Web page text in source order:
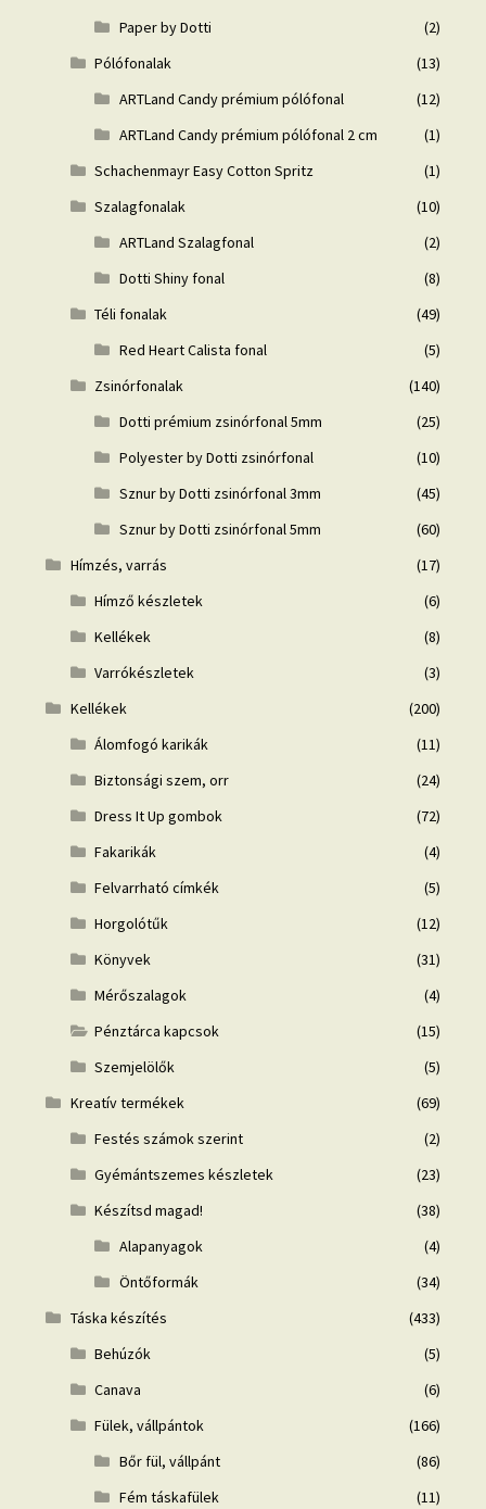
Paper by Dotti
(2)
Pólófonalak
(13)
ARTLand Candy prémium pólófonal
(12)
ARTLand Candy prémium pólófonal 2 cm
(1)
Schachenmayr Easy Cotton Spritz
(1)
Szalagfonalak
(10)
ARTLand Szalagfonal
(2)
Dotti Shiny fonal
(8)
Téli fonalak
(49)
Red Heart Calista fonal
(5)
Zsinórfonalak
(140)
Dotti prémium zsinórfonal 5mm
(25)
Polyester by Dotti zsinórfonal
(10)
Sznur by Dotti zsinórfonal 3mm
(45)
Sznur by Dotti zsinórfonal 5mm
(60)
Hímzés, varrás
(17)
Hímző készletek
(6)
Kellékek
(8)
Varrókészletek
(3)
Kellékek
(200)
Álomfogó karikák
(11)
Biztonsági szem, orr
(24)
Dress It Up gombok
(72)
Fakarikák
(4)
Felvarrható címkék
(5)
Horgolótűk
(12)
Könyvek
(31)
Mérőszalagok
(4)
Pénztárca kapcsok
(15)
Szemjelölők
(5)
Kreatív termékek
(69)
Festés számok szerint
(2)
Gyémántszemes készletek
(23)
Készítsd magad!
(38)
Alapanyagok
(4)
Öntőformák
(34)
Táska készítés
(433)
Behúzók
(5)
Canava
(6)
Fülek, vállpántok
(166)
Bőr fül, vállpánt
(86)
Fém táskafülek
(11)